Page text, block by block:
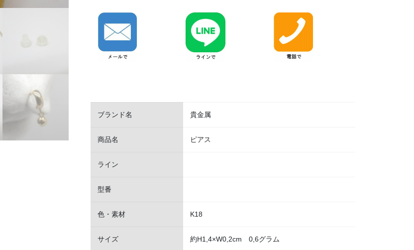
ブランド名 貴金属
商品名 ピアス
ライン
型番
色・素材 K18
サイズ 約H1,4×W0,2cm 0,6グラム